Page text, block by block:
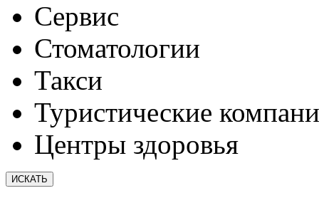
Сервис
Стоматологии
Такси
Туристические
Центры здоровья